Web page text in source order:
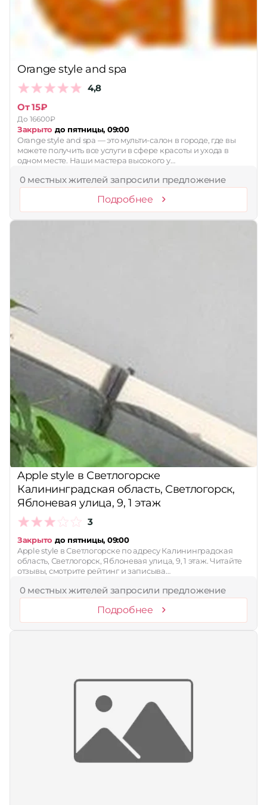
Orange style and spa
4,8
От 15₽
До 16600₽
Закрыто до пятницы, 09:00
Orange style and spa — это мульти-салон в городе, где вы
можете получить все услуги в сфере красоты и ухода в
одном месте. Наши мастера высокого у…
0 местных жителей запросили предложение
Подробнее
Apple style в Светлогорске
Калининградская область, Светлогорск,
Яблоневая улица, 9, 1 этаж
3
Закрыто до пятницы, 09:00
Apple style в Светлогорске по адресу Калининградская
область, Светлогорск, Яблоневая улица, 9, 1 этаж. Читайте
отзывы, смотрите рейтинг и записыва…
0 местных жителей запросили предложение
Подробнее